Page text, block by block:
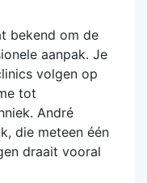
bekend om de
aanpak. Je
volgen op
tot
André
die meteen één
draait vooral